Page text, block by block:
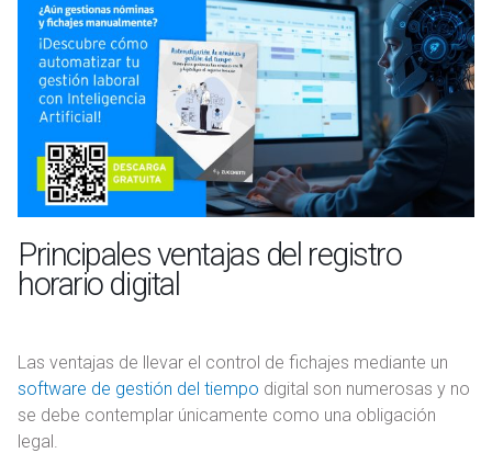
Principales ventajas del registro
horario digital
Las ventajas de llevar el control de fichajes mediante un
software de gestión del tiempo digital son numerosas y no
se debe contemplar únicamente como una obligación
legal.